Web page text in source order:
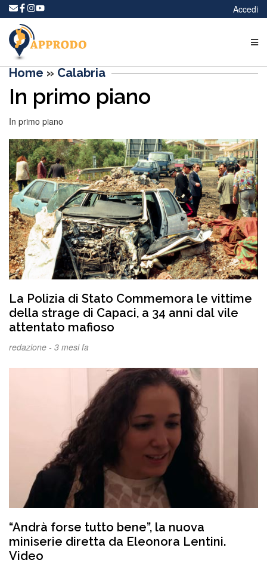
Accedi
Home » Calabria
In primo piano
In primo piano
La Polizia di Stato Commemora le vittime
della strage di Capaci, a 34 anni dal vile
attentato mafioso
redazione - 3 mesi fa
“Andrà forse tutto bene”, la nuova
miniserie diretta da Eleonora Lentini.
Video